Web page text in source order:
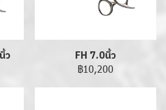
ว FH 7.0นิ้ว
฿10,200